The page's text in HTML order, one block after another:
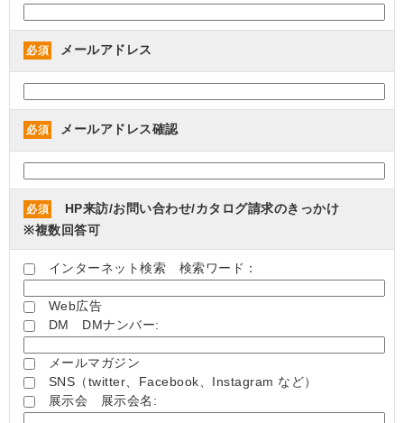
必須 メールアドレス
必須 メールアドレス確認
必須
HP来訪/お問い合わせ/カタログ請求のきっかけ
※複数回答可
インターネット検索 検索ワード：
Web広告
DM DMナンバー:
メールマガジン
SNS（twitter、Facebook、Instagram など）
展示会 展示会名: